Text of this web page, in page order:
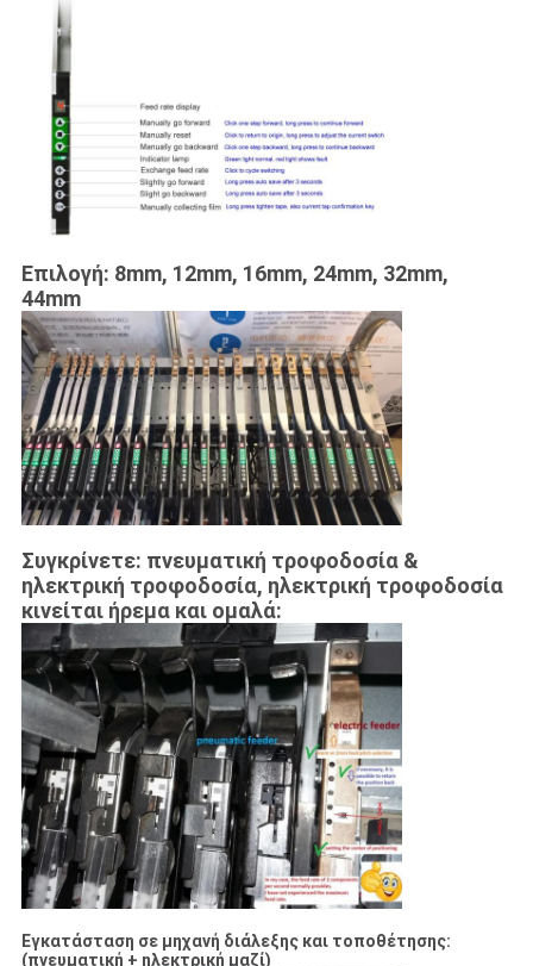
Επιλογή: 8mm, 12mm, 16mm, 24mm, 32mm,
44mm
Συγκρίνετε: πνευματική τροφοδοσία &
ηλεκτρική τροφοδοσία, ηλεκτρική τροφοδοσία
κινείται ήρεμα και ομαλά:
Εγκατάσταση σε μηχανή διάλεξης και τοποθέτησης:
(πνευματική + ηλεκτρική μαζί)